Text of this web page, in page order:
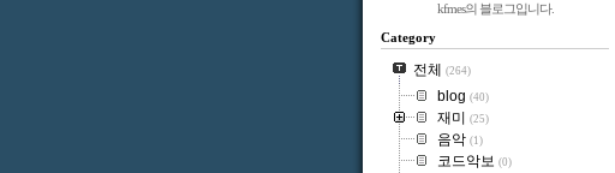
kfmes의 블로그입니다.
Category
전체 (264)
blog (40)
재미 (25)
음악 (1)
코드악보 (0)